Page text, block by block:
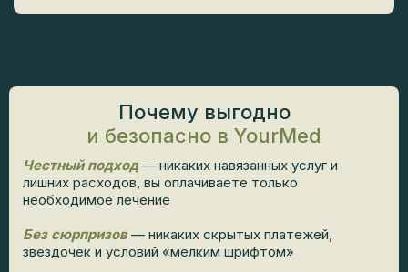
Почему выгодно
и безопасно в YourMed
Честный подход— никаких навязанных услуг и
лишних расходов, вы оплачиваете только
необходимое лечение
Без сюрпризов — никаких скрытых платежей,
звездочек и условий «мелким шрифтом»